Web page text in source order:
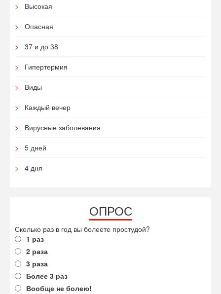
Высокая
Опасная
37 и до 38
Гипертермия
Виды
Каждый вечер
Вирусные заболевания
5 дней
4 дня
ОПРОС
Сколько раз в год вы болеете простудой?
1 раз
2 раза
3 раза
Более 3 раз
Вообще не болею!